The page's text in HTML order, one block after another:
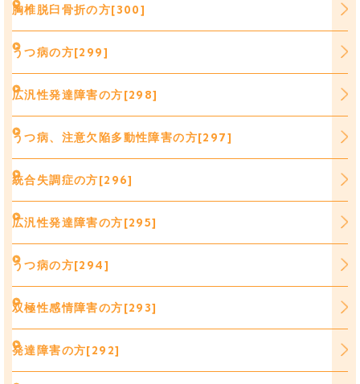
胸椎脱臼骨折の方[300]
うつ病の方[299]
広汎性発達障害の方[298]
うつ病、注意欠陥多動性障害の方[297]
統合失調症の方[296]
広汎性発達障害の方[295]
うつ病の方[294]
双極性感情障害の方[293]
発達障害の方[292]